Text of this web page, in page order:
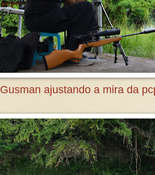
Gusman ajustando a mira da